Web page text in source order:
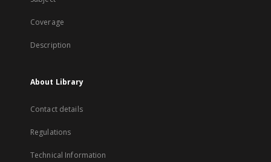
Coverage
Description
About Library
Contact details
Regulations
Technical Information